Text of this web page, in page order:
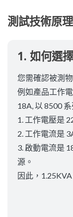
測試技術原
1. 如何選
您需確認被測
例如產品工作
18A, 以 8500 系
1. 工作電壓是
2. 工作電流是
3. 啟動電流是
源。
因此，